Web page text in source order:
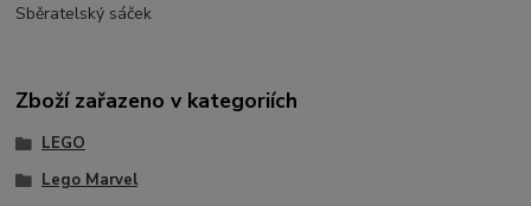
Sběratelský sáček
Zboží zařazeno v kategoriích
LEGO
Lego Marvel